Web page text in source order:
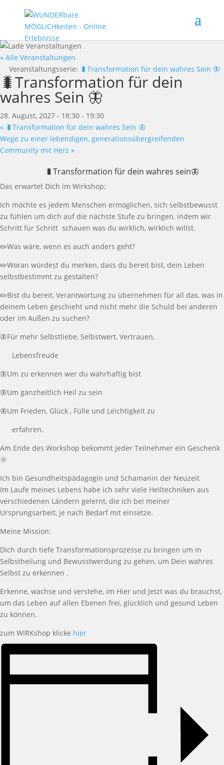
« Alle Veranstaltungen
Veranstaltungsserie: 🐛Transformation für dein wahres Sein 🦋
🐛Transformation für dein
wahres Sein 🦋
28. August, 2027 - 18:30 - 19:30
« 🐛Transformation für dein wahres Sein 🦋
Wege zu einer lebendigen, generationsübergreifenden
Community mit Herz »
🐛Transformation für dein wahres sein🦋
Das erwartet Dich im Wirkshop:
Ich möchte es jedem Menschen ermöglichen, sich selbstbewusst
zu fühlen um dich auf die nächste Stufe zu bringen, indem wir
Schritt für Schritt schauen was du wirklich, wirklich willst.
✏️Was wäre, wenn es auch anders geht?
✏️Woran würdest du merken, dass du bereit bist, dein Leben
selbstbestimmt zu gestalten?
✏️Bist du bereit, Verantwortung zu übernehmen für all das, was in
deinem Leben geschieht und nicht mehr die Schuld bei anderen
oder im Außen zu suchen?
🦋Für mehr Selbstliebe, Selbstwert, Vertrauen,
Lebensfreude
🦋Um zu erkennen wer du wahrhaftig bist
🦋Um ganzheitlich Heil zu sein
🦋Um Frieden, Glück , Fülle und Leichtigkeit zu
erfahren.
Am Ende des Workshop bekommt jeder Teilnehmer ein Geschenk
🌞
Ich bin Gesundheitspädagogin und Schamanin der Neuzeit
Im Laufe meines Lebens habe ich sehr viele Heiltechniken aus
verschiedenen Ländern gelernt, die ich bei meiner
Ursprungsarbeit, je nach Bedarf mit einsetze.
Meine Mission:
Dich durch tiefe Transformationsprozesse zu bringen um in
Selbstheilung und Bewusstwerdung zu gehen, um Dein wahres
Selbst zu erkennen .
Erkenne, wachse und verstehe, im Hier und Jetzt was du brauchst,
um das Leben auf allen Ebenen frei, glücklich und gesund Leben
zu können.
zum WIRKshop klicke hier